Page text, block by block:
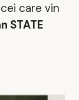
care vin
STATE